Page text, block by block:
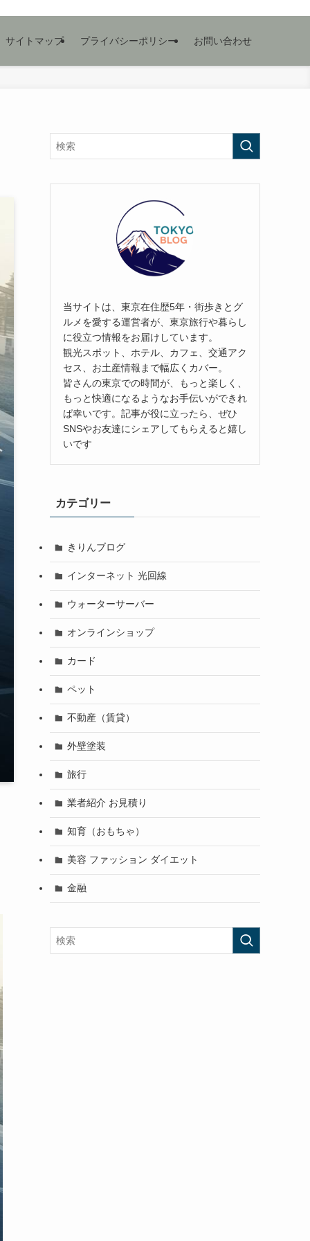
サイトマップ プライバシーポリシー お問い合わせ
当サイトは、東京在住歴5年・街歩きとグ
ルメを愛する運営者が、東京旅行や暮らし
に役立つ情報をお届けしています。
観光スポット、ホテル、カフェ、交通アク
セス、お土産情報まで幅広くカバー。
皆さんの東京での時間が、もっと楽しく、
もっと快適になるようなお手伝いができれ
ば幸いです。記事が役に立ったら、ぜひ
SNSやお友達にシェアしてもらえると嬉し
いです
カテゴリー
きりんブログ
インターネット 光回線
ウォーターサーバー
オンラインショップ
カード
ペット
不動産（賃貸）
外壁塗装
旅行
業者紹介 お見積り
知育（おもちゃ）
美容 ファッション ダイエット
金融